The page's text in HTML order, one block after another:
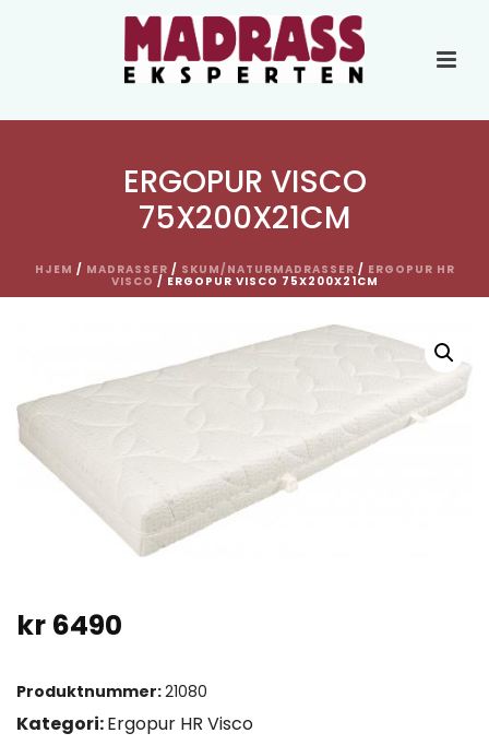
ERGOPUR VISCO
75X200X21CM
HJEM / MADRASSER / SKUM/NATURMADRASSER / ERGOPUR HR
VISCO / ERGOPUR VISCO 75X200X21CM
kr 6490
Produktnummer:21080
Kategori:Ergopur HR Visco